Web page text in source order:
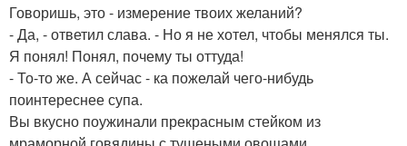
Говоришь, это - измерение твоих желаний?
- Да, - ответил слава. - Но я не хотел, чтобы менялся ты.
Я понял! Понял, почему ты оттуда!
- То-то же. А сейчас - ка пожелай чего-нибудь
поинтереснее супа.
Вы вкусно поужинали прекрасным стейком из